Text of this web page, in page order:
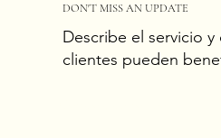
DON'T MISS AN UPDATE
Describe el servicio y
clientes pueden